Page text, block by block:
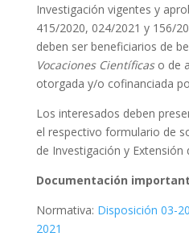
Investigación vigentes y
415/2020, 024/2021 y 156/
deben ser beneficiarios de
Vocaciones Científicaso de
otorgada y/o cofinanciada
Los interesados deben
el respectivo formulario de
de Investigación y Extensión
Documentación
Normativa: Disposición 03-
2021